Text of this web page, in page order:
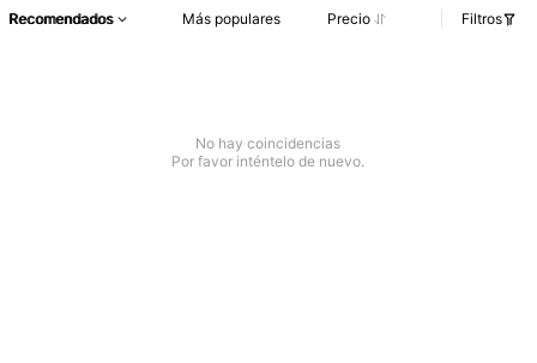
Recomendados Más populares Precio Filtros
No hay coincidencias
Por favor inténtelo de nuevo.